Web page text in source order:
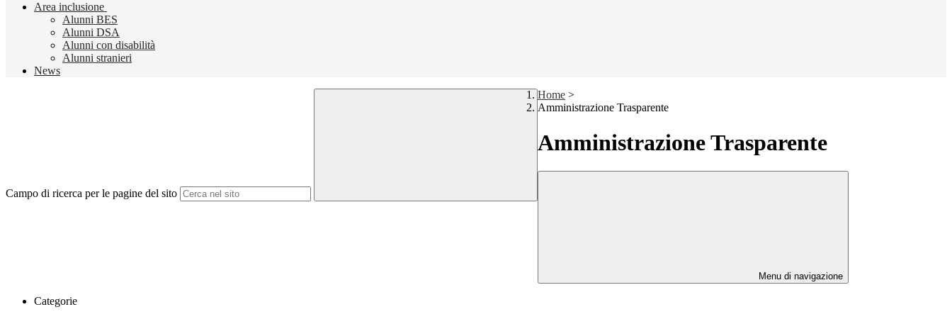
Area inclusione
Alunni BES
Alunni DSA
Alunni con disabilità
Alunni stranieri
News
Campo di ricerca per le pagine del sito
Home >
Amministrazione Trasparente
Amministrazione Trasparente
Menu di navigazione
Categorie